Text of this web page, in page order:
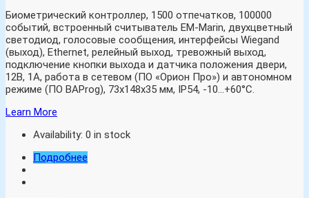
Биометрический контроллер, 1500 отпечатков, 100000
событий, встроенный считыватель EM-Marin, двухцветный
светодиод, голосовые сообщения, интерфейсы Wiegand
(выход), Ethernet, релейный выход, тревожный выход,
подключение кнопки выхода и датчика положения двери,
12В, 1А, работа в сетевом (ПО «Орион Про») и автономном
режиме (ПО BAProg), 73х148х35 мм, IP54, -10…+60°C.
Learn More
Availability: 0 in stock
Подробнее